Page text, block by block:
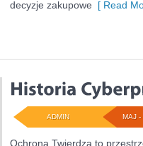
decyzje zakupowe [ Read
MAJ -
ADMIN
Ochrona Twierdza to